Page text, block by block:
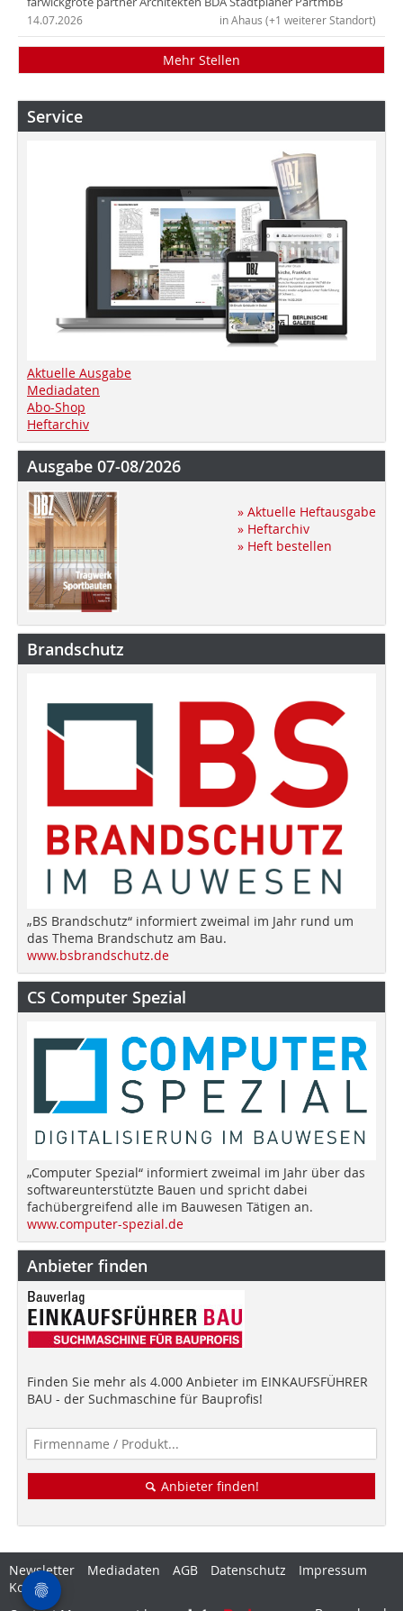
in Ahaus (+1 weiterer Standort)
14.07.2026
Mehr Stellen
Service
Aktuelle Ausgabe
Mediadaten
Abo-Shop
Heftarchiv
Ausgabe 07-08/2026
» Aktuelle Heftausgabe
» Heftarchiv
» Heft bestellen
Brandschutz
„BS Brandschutz“ informiert zweimal im Jahr rund um
das Thema Brandschutz am Bau.
www.bsbrandschutz.de
CS Computer Spezial
„Computer Spezial“ informiert zweimal im Jahr über das
softwareunterstützte Bauen und spricht dabei
fachübergreifend alle im Bauwesen Tätigen an.
www.computer-spezial.de
Anbieter finden
Finden Sie mehr als 4.000 Anbieter im EINKAUFSFÜHRER
BAU - der Suchmaschine für Bauprofis!
Anbieter finden!
Newsletter Mediadaten AGB Datenschutz
Impressum
Kontakt